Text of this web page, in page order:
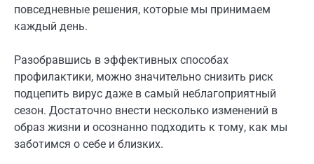
повседневные решения, которые мы принимаем
каждый день.
Разобравшись в эффективных способах
профилактики, можно значительно снизить риск
подцепить вирус даже в самый неблагоприятный
сезон. Достаточно внести несколько изменений в
образ жизни и осознанно подходить к тому, как мы
заботимся о себе и близких.